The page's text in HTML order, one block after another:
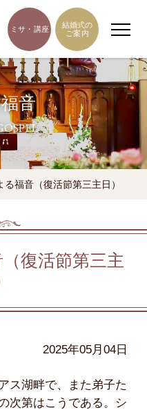
ミサ・講座
結婚式の
ご案内
音
る福音（復活節第三主日）
復活節第三主
2025年05月04日
ス湖畔で、また弟子た
次第はこうである。シ